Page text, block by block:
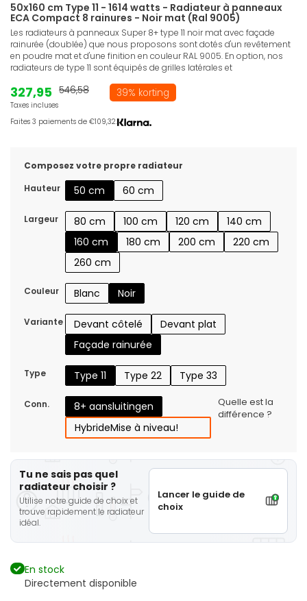
50x160 cm Type 11 - 1614 watts - Radiateur à panneaux
ECA Compact 8 rainures - Noir mat (Ral 9005)
Les radiateurs à panneaux Super 8+ type 11 noir mat avec façade
rainurée (doublée) que nous proposons sont dotés d'un revêtement
en poudre mat et d'une finition en couleur RAL 9005. En option, nos
radiateurs de type 11 sont équipés de grilles latérales et
327,95
Taxes incluses
546,58 39% korting
Faites 3 paiements de €109,32.
Composez votre propre radiateur
Hauteur
50 cm 60 cm
Largeur 80 cm 100 cm 120 cm
140 cm
160 cm
180 cm 200 cm
220 cm
260 cm
Couleur Blanc Noir
Variante Devant côtelé
Devant plat
Façade rainurée
Type Type 11 Type 22 Type 33
Conn.
8+ aansluitingen
HybrideMise à niveau!
Quelle est la
différence ?
Tu ne sais pas quel
radiateur choisir ?
Utilise notre guide de choix et
trouve rapidement le radiateur
idéal.
Lancer le guide de
choix
En stock
Directement disponible